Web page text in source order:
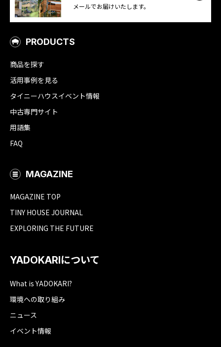
メールでお届けいたします。
PRODUCTS
商品を探す
活用事例を見る
タイニーハウスイベント情報
中古専門サイト
用語集
FAQ
MAGAZINE
MAGAZINE TOP
TINY HOUSE JOURNAL
EXPLORING THE FUTURE
YADOKARIについて
What is YADOKARI?
環境への取り組み
ニュース
イベント情報